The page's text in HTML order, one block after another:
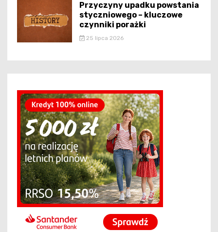
Przyczyny upadku powstania
styczniowego – kluczowe
czynniki porażki
25 lipca 2026